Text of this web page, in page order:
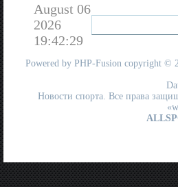
August 06
2026
19:42:29
Powered by PHP-Fusion copyright ©
Новости спорта. Все права